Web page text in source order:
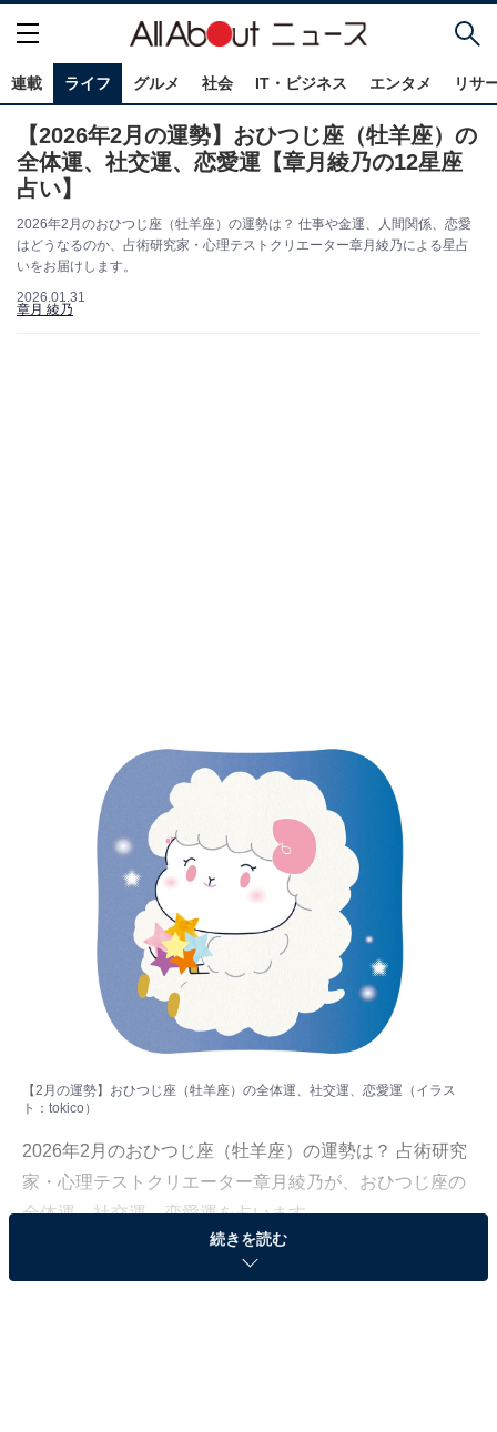
連載 ライフ グルメ 社会 IT・ビジネス エンタメ リサ
【2026年2月の運勢】おひつじ座（牡羊座）の
全体運、社交運、恋愛運【章月綾乃の12星座
占い】
2026年2月のおひつじ座（牡羊座）の運勢は？ 仕事や金運、人間関係、恋愛
はどうなるのか、占術研究家・心理テストクリエーター章月綾乃による星占
いをお届けします。
2026.01.31
章月 綾乃
【2月の運勢】おひつじ座（牡羊座）の全体運、社交運、恋愛運（イラス
ト： tokico ）
2026年2月のおひつじ座（牡羊座）の運勢は？ 占術研究
家・心理テストクリエーター章月綾乃が、おひつじ座の
全体運、社交運、恋愛運を占います。
続きを読む